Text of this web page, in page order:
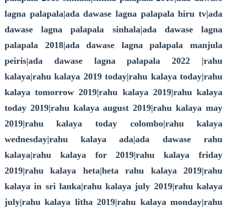
lagna palapala|ada dawase lagna palapala hiru tv|ada
dawase lagna palapala sinhala|ada dawase lagna
palapala 2018|ada dawase lagna palapala manjula
peiris|ada dawase lagna palapala 2022 |rahu
kalaya|rahu kalaya 2019 today|rahu kalaya today|rahu
kalaya tomorrow 2019|rahu kalaya 2019|rahu kalaya
today 2019|rahu kalaya august 2019|rahu kalaya may
2019|rahu kalaya today colombo|rahu kalaya
wednesday|rahu kalaya ada|ada dawase rahu
kalaya|rahu kalaya for 2019|rahu kalaya friday
2019|rahu kalaya heta|heta rahu kalaya 2019|rahu
kalaya in sri lanka|rahu kalaya july 2019|rahu kalaya
july|rahu kalaya litha 2019|rahu kalaya monday|rahu